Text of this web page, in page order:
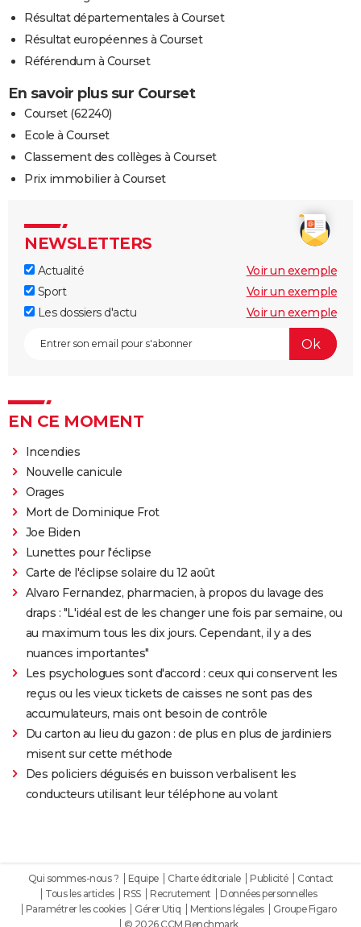
Résultat départementales à Courset
Résultat européennes à Courset
Référendum à Courset
En savoir plus sur Courset
Courset (62240)
Ecole à Courset
Classement des collèges à Courset
Prix immobilier à Courset
NEWSLETTERS
Actualité
Voir un exemple
Sport
Voir un exemple
Les dossiers d'actu
Voir un exemple
EN CE MOMENT
Incendies
Nouvelle canicule
Orages
Mort de Dominique Frot
Joe Biden
Lunettes pour l'éclipse
Carte de l'éclipse solaire du 12 août
Alvaro Fernandez, pharmacien, à propos du lavage des
draps : "L'idéal est de les changer une fois par semaine, ou
au maximum tous les dix jours. Cependant, il y a des
nuances importantes"
Les psychologues sont d'accord : ceux qui conservent les
reçus ou les vieux tickets de caisses ne sont pas des
accumulateurs, mais ont besoin de contrôle
Du carton au lieu du gazon : de plus en plus de jardiniers
misent sur cette méthode
Des policiers déguisés en buisson verbalisent les
conducteurs utilisant leur téléphone au volant
Qui sommes-nous ? Equipe Charte éditoriale Publicité
Contact
Tous les articles
RSS Recrutement
Données personnelles
Paramétrer les cookies
Gérer Utiq Mentions légales
Groupe Figaro
© 2026 CCM Benchmark